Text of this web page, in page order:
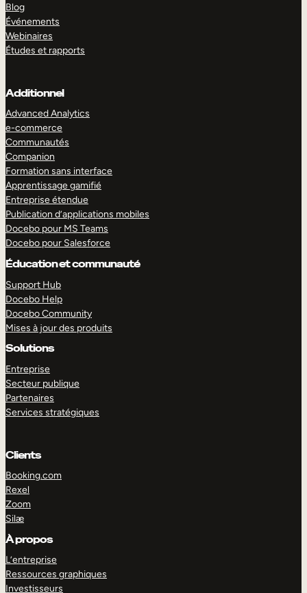
Blog
Événements
Webinaires
Études et rapports
Additionnel
Advanced Analytics
e-commerce
Communautés
Companion
Formation sans interface
Apprentissage gamifié
Entreprise étendue
Publication d’applications mobiles
Docebo pour MS Teams
Docebo pour Salesforce
Éducation et communauté
Support Hub
Docebo Help
Docebo Community
Mises à jour des produits
Solutions
Entreprise
Secteur publique
Partenaires
Services stratégiques
Clients
Booking.com
Rexel
Zoom
Silæ
À propos
L’entreprise
Ressources graphiques
Investisseurs